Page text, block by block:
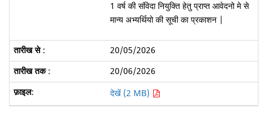
1 वर्ष की संविदा नियुक्ति हेतु प्राप्त आवेदनो मे से
मान्य अभ्यर्थियो की सूची का प्रकाशन |
20/05/2026
20/06/2026
देखें (2 MB)